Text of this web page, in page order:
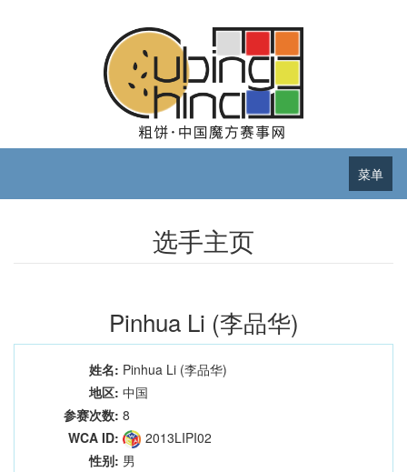
菜单
选手主页
Pinhua Li (李品华)
姓名: Pinhua Li (李品华)
地区: 中国
参赛次数: 8
WCA ID:
2013LIPI02
性别: 男